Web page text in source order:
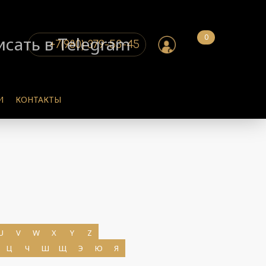
0
+7(980) 379-53-45
КОНТАКТЫ
V W X Y
Z
Ц Ч Ш Щ Э Ю Я
ПОДРОБНЕЕ